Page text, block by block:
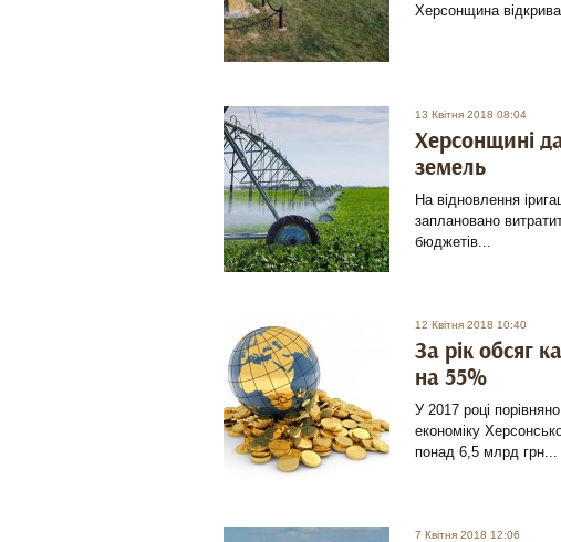
Херсонщина
13 Квітня 2018 08:04
Херсонщині
земель
На відновлення
заплановано
бюджетів...
12 Квітня 2018 10:40
За рік обсяг
на 55%
У 2017 році
економіку
понад 6,5 млрд грн...
7 Квітня 2018 12:06